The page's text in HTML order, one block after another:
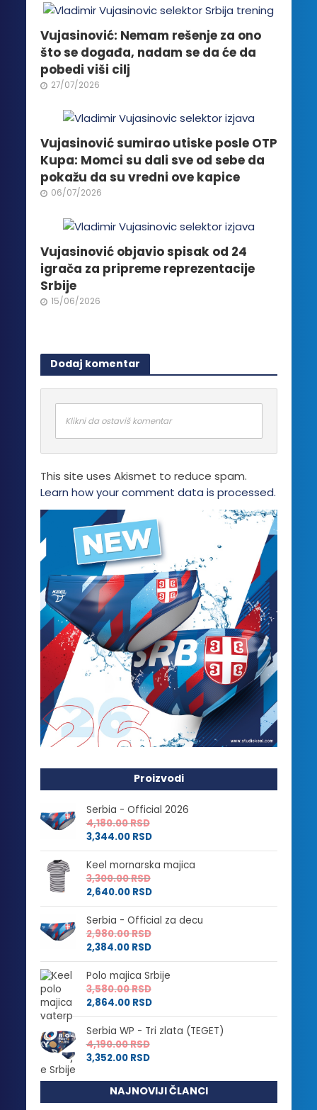
stranici
proizvoda.
Vujasinović: Nemam rešenje za ono
što se događa, nadam se da će da
pobedi viši cilj
27/07/2026
Vujasinović sumirao utiske posle OTP
Kupa: Momci su dali sve od sebe da
pokažu da su vredni ove kapice
06/07/2026
Vujasinović objavio spisak od 24
igrača za pripreme reprezentacije
Srbije
15/06/2026
Dodaj komentar
Klikni da ostaviš komentar
This site uses Akismet to reduce spam.
Learn how your comment data is processed.
Proizvodi
Serbia - Official 2026
4,180.00RSD
3,344.00 RSD
Keel mornarska majica
3,300.00RSD
2,640.00 RSD
Serbia - Official za decu
2,980.00RSD
2,384.00 RSD
Polo majica Srbije
3,580.00RSD
2,864.00 RSD
Serbia WP - Tri zlata (TEGET)
4,190.00RSD
3,352.00 RSD
NAJNOVIJI ČLANCI